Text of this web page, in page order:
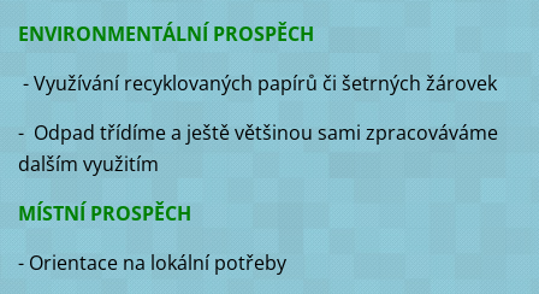
ENVIRONMENTÁLNÍ PROSPĚCH
- Využívání recyklovaných papírů či šetrných žárovek
- Odpad třídíme a ještě většinou sami zpracováváme
dalším využitím
MÍSTNÍ PROSPĚCH
- Orientace na lokální potřeby